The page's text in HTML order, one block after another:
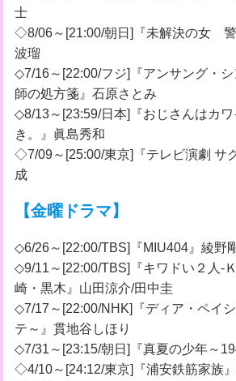
士
◇8/06～[21:00/朝日]『未解決の女 警
波瑠
◇7/16～[22:00/フジ]『アンサング・
師の処方箋』石原さとみ
◇8/13～[23:59/日本]『おじさんはカ
き。』眞島秀和
◇7/09～[25:00/東京]『テレビ演劇 サ
成
【金曜ドラマ】
◇6/26～[22:00/TBS]『MIU404』綾野
◇9/11～[22:00/TBS]『キワドい２人-
崎・黒木』山田涼介/田中圭
◇7/17～[22:00/NHK]『ディア・ペイ
テ～』貫地谷しほり
◇7/31～[23:15/朝日]『真夏の少年～
◇4/10～[24:12/東京]『浦安鉄筋家族